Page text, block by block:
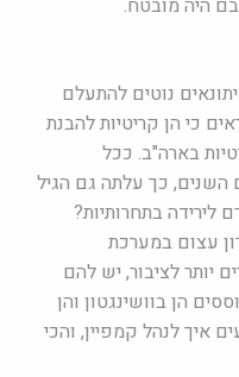
נוטים להתעלם
כי הן קריטיות להבנת
בארה"ב. ככל
כך עלתה גם הגיל
בתחרותיות?
עצום במערכת
לציבור, יש להם
הן בוושינגטון והן
איך לנהל קמפיין, והכי